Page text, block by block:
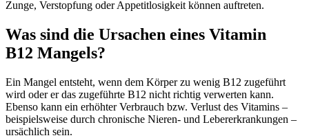
Zunge, Verstopfung oder Appetitlosigkeit können auftreten.
Was sind die Ursachen eines Vitamin
B12 Mangels?
Ein Mangel entsteht, wenn dem Körper zu wenig B12 zugeführt
wird oder er das zugeführte B12 nicht richtig verwerten kann.
Ebenso kann ein erhöhter Verbrauch bzw. Verlust des Vitamins –
beispielsweise durch chronische Nieren- und Lebererkrankungen –
ursächlich sein.